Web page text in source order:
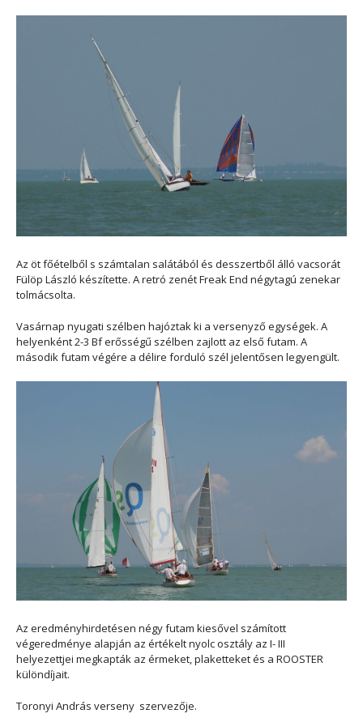
Az öt főételből s számtalan salátából és desszertből álló vacsorát
Fülöp László készítette. A retró zenét Freak End négytagú zenekar
tolmácsolta.
Vasárnap nyugati szélben hajóztak ki a versenyző egységek. A
helyenként 2-3 Bf erősségű szélben zajlott az első futam. A
második futam végére a délire forduló szél jelentősen legyengült.
Az eredményhirdetésen négy futam kiesővel számított
végeredménye alapján az értékelt nyolc osztály az I- III
helyezettjei megkapták az érmeket, plaketteket és a ROOSTER
különdíjait.
Toronyi András verseny szervezője.